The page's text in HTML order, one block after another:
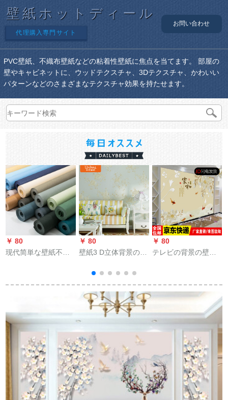
壁紙ホットディール
代理購入専門サイト
お問い合わせ
PVC壁紙、不織布壁紙などの粘着性壁紙に焦点を当てます。 部屋の
壁やキャビネットに、ウッドテクスチャ、3Dテクスチャ、かわいい
パターンなどのさまざまなテクスチャ効果を持たせます。
￥ 80
现代简単な壁紙不织
地・无地・无地・无
地・无地・无地・北
欧壁紙居間テレビ背
景の壁紙その他の色
は备考型を撮影しま
￥ 80
壁紙3 D立体背景の壁
暖かい田園ベムの居
間結婚部屋不織布壁
紙TSY 5493 F清新緑
￥ 80
テレビの背景の壁の
映画とテレビの壁の
現代簡単な壁紙8 d凹
凸装飾のヨーロッパ
風の個性的な壁紙は
ドゥイツの環境保護
のシムレルスの油絵
の布を注釈してくだ
さい。